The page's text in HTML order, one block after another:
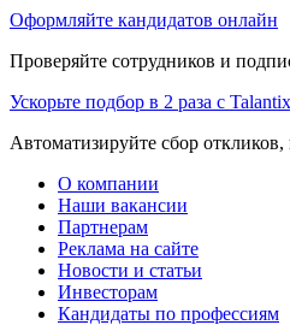
Оформляйте кандидатов онлайн
Проверяйте сотрудников и
Ускорьте подбор в 2 раза с Talantix
Автоматизируйте сбор
О компании
Наши вакансии
Партнерам
Реклама на сайте
Новости и статьи
Инвесторам
Кандидаты по профессиям